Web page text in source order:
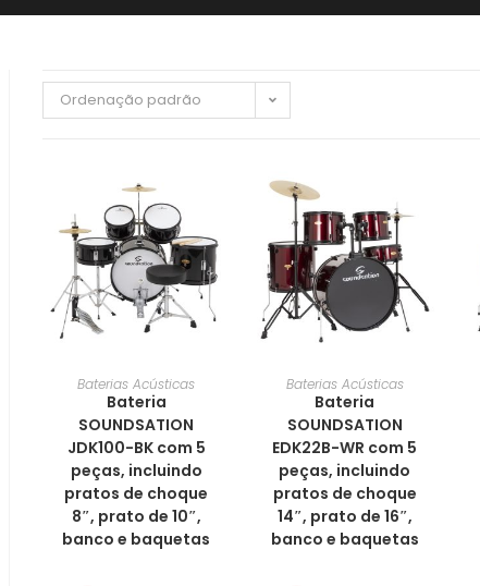
Ordenação padrão
Baterias Acústicas
Bateria
SOUNDSATION
JDK100-BK com 5
peças, incluindo
pratos de choque
8″, prato de 10″,
banco e baquetas
Baterias Acústicas
Bateria
SOUNDSATION
EDK22B-WR com 5
peças, incluindo
pratos de choque
14″, prato de 16″,
banco e baquetas